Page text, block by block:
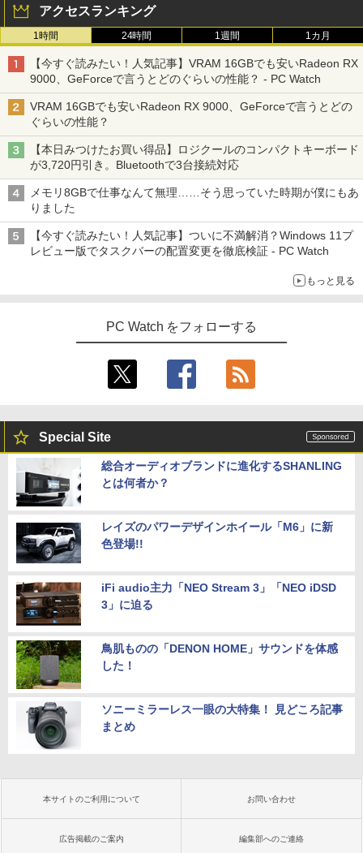
アクセスランキング
1時間 24時間 1週間 1カ月
【今すぐ読みたい！人気記事】VRAM 16GBでも安いRadeon RX
9000、GeForceで言うとどのぐらいの性能？ - PC Watch
VRAM 16GBでも安いRadeon RX 9000、GeForceで言うとどの
ぐらいの性能？
【本日みつけたお買い得品】ロジクールのコンパクトキーボード
が3,720円引き。Bluetoothで3台接続対応
メモリ8GBで仕事なんて無理……そう思っていた時期が僕にもあ
りました
【今すぐ読みたい！人気記事】ついに不満解消？Windows 11プ
レビュー版でタスクバーの配置変更を徹底検証 - PC Watch
もっと見る
PC Watch をフォローする
Special Site
総合オーディオブランドに進化するSHANLING
とは何者か？
レイズのパワーデザインホイール「M6」に新
色登場!!
iFi audio主力「NEO Stream 3」「NEO iDSD
3」に迫る
鳥肌ものの「DENON HOME」サウンドを体感
した！
ソニーミラーレス一眼の大特集！ 見どころ記事
まとめ
本サイトのご利用について お問い合わせ
広告掲載のご案内 編集部へのご連絡